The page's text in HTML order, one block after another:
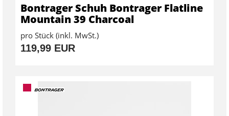
Bontrager Schuh Bontrager Flatline
Mountain 39 Charcoal
pro Stück (inkl. MwSt.)
119,99 EUR